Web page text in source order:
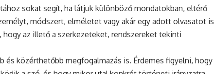
sokat segít, ha látjuk különböző mondatokban, eltérő
módszert, elméletet vagy akár egy adott olvasatot is
hogy az illető a szerkezeteket, rendszereket tekinti
és közérthetőbb megfogalmazás is. Érdemes figyelni, hogy